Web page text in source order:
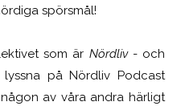
spörsmål!
som är Nördliv- och
på Nördliv Podcast
av våra andra härligt